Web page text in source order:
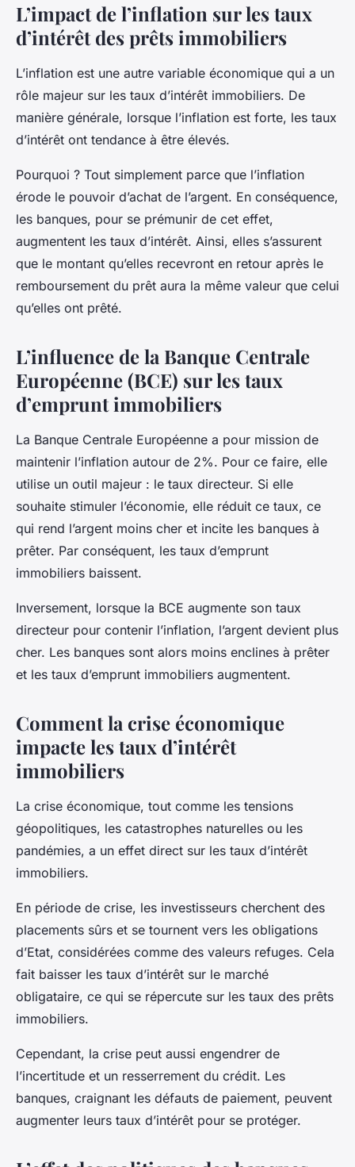
L’impact de l’inflation sur les taux
d’intérêt des prêts immobiliers
L’inflation est une autre variable économique qui a un
rôle majeur sur les taux d’intérêt immobiliers. De
manière générale, lorsque l’inflation est forte, les taux
d’intérêt ont tendance à être élevés.
Pourquoi ? Tout simplement parce que l’inflation
érode le pouvoir d’achat de l’argent. En conséquence,
les banques, pour se prémunir de cet effet,
augmentent les taux d’intérêt. Ainsi, elles s’assurent
que le montant qu’elles recevront en retour après le
remboursement du prêt aura la même valeur que celui
qu’elles ont prêté.
L’influence de la Banque Centrale
Européenne (BCE) sur les taux
d’emprunt immobiliers
La Banque Centrale Européenne a pour mission de
maintenir l’inflation autour de 2%. Pour ce faire, elle
utilise un outil majeur : le taux directeur. Si elle
souhaite stimuler l’économie, elle réduit ce taux, ce
qui rend l’argent moins cher et incite les banques à
prêter. Par conséquent, les taux d’emprunt
immobiliers baissent.
Inversement, lorsque la BCE augmente son taux
directeur pour contenir l’inflation, l’argent devient plus
cher. Les banques sont alors moins enclines à prêter
et les taux d’emprunt immobiliers augmentent.
Comment la crise économique
impacte les taux d’intérêt
immobiliers
La crise économique, tout comme les tensions
géopolitiques, les catastrophes naturelles ou les
pandémies, a un effet direct sur les taux d’intérêt
immobiliers.
En période de crise, les investisseurs cherchent des
placements sûrs et se tournent vers les obligations
d’Etat, considérées comme des valeurs refuges. Cela
fait baisser les taux d’intérêt sur le marché
obligataire, ce qui se répercute sur les taux des prêts
immobiliers.
Cependant, la crise peut aussi engendrer de
l’incertitude et un resserrement du crédit. Les
banques, craignant les défauts de paiement, peuvent
augmenter leurs taux d’intérêt pour se protéger.